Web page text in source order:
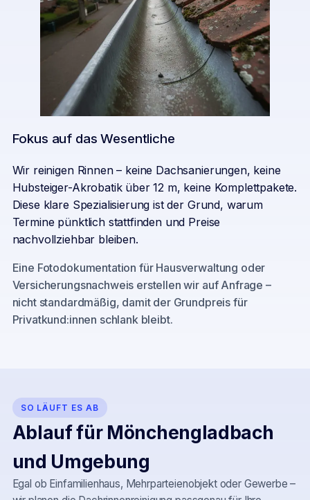
Fokus auf das Wesentliche
Wir reinigen Rinnen – keine Dachsanierungen, keine
Hubsteiger-Akrobatik über 12 m, keine Komplettpakete.
Diese klare Spezialisierung ist der Grund, warum
Termine pünktlich stattfinden und Preise
nachvollziehbar bleiben.
Eine Fotodokumentation für Hausverwaltung oder
Versicherungsnachweis erstellen wir auf Anfrage –
nicht standardmäßig, damit der Grundpreis für
Privatkund:innen schlank bleibt.
SO LÄUFT ES AB
Ablauf für Mönchengladbach
und Umgebung
Egal ob Einfamilienhaus, Mehrparteienobjekt oder Gewerbe –